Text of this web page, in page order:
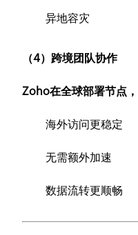
异地容灾
（4）跨境团队协作
Zoho在全球部署节点，
海外访问更稳定
无需额外加速
数据流转更顺畅